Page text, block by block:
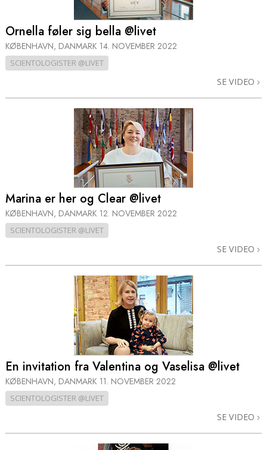
Ornella føler sig bella @livet
KØBENHAVN, DANMARK 14. NOVEMBER 2022
SCIENTOLOGISTER @LIVET
SE VIDEO
Marina er her og Clear @livet
KØBENHAVN, DANMARK 12. NOVEMBER 2022
SCIENTOLOGISTER @LIVET
SE VIDEO
En invitation fra Valentina og Vaselisa @livet
KØBENHAVN, DANMARK 11. NOVEMBER 2022
SCIENTOLOGISTER @LIVET
SE VIDEO